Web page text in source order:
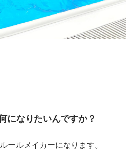
になりたいんですか？
ールメイカーになります。